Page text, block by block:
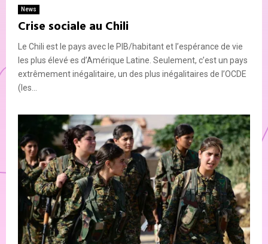
News
Crise sociale au Chili
Le Chili est le pays avec le PIB/habitant et l’espérance de vie
les plus élevé·es d’Amérique Latine. Seulement, c’est un pays
extrêmement inégalitaire, un des plus inégalitaires de l’OCDE
(les...